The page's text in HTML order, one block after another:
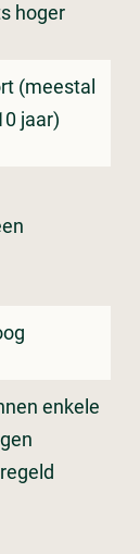
hoger
(meestal
jaar)
enkele